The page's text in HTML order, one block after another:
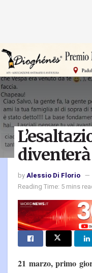
byAlessio Di Florio
Reading Time: 5 mins
21 marzo, primo